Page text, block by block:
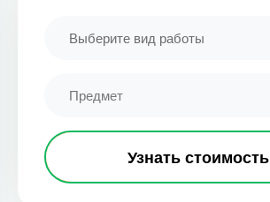
Выберите вид работы
Узнать стоимость